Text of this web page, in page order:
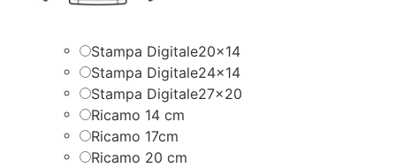
Stampa Digitale20x14
Stampa Digitale24x14
Stampa Digitale27x20
Ricamo 14 cm
Ricamo 17cm
Ricamo 20 cm